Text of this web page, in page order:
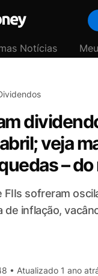
Notícias
veja
–
FIIs sofreram
de inflação,
• Atualizado 1 ano